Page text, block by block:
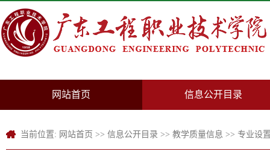
网站首页 信息公开目录
当前位置: 网站首页 >> 信息公开目录 >> 教学质量信息 >> 专业设